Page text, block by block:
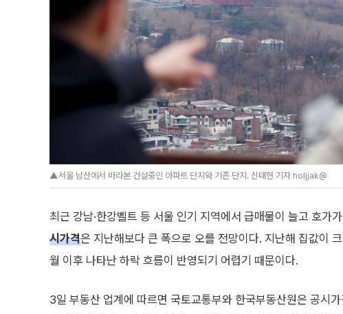
▲서울 남산에서 바라본 건설중인 아파트 단지와 기존 단지. 신태현 기자 holjjak@
최근 강남·한강벨트 등 서울 인기 지역에서 급매물이 늘고 호가
시가격은 지난해보다 큰 폭으로 오를 전망이다. 지난해 집값이
월 이후 나타난 하락 흐름이 반영되기 어렵기 때문이다.
3일 부동산 업계에 따르면 국토교통부와 한국부동산원은 공시